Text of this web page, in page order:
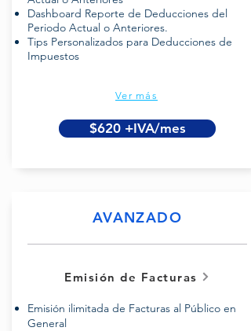
Dashboard Reporte de Deducciones del
Periodo Actual o Anteriores.
Tips Personalizados para Deducciones de
Impuestos
Ver más
$620 +IVA/mes
AVANZADO
Emisión de Facturas
Emisión ilimitada de Facturas al Público en
General